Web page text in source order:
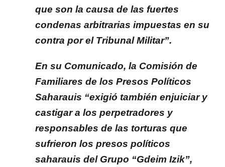
que son la causa de las fuertes
condenas arbitrarias impuestas en su
contra por el Tribunal Militar”.
En su Comunicado, la Comisión de
Familiares de los Presos Políticos
Saharauis “exigió también enjuiciar y
castigar a los perpetradores y
responsables de las torturas que
sufrieron los presos políticos
saharauis del Grupo “Gdeim Izik”,